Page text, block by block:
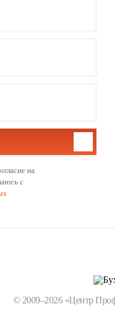
на
с
© 2009–2026 «Центр